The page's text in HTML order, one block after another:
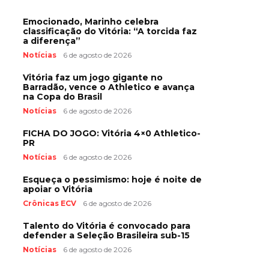
Emocionado, Marinho celebra
classificação do Vitória: “A torcida faz
a diferença”
Notícias 6 de agosto de 2026
Vitória faz um jogo gigante no
Barradão, vence o Athletico e avança
na Copa do Brasil
Notícias 6 de agosto de 2026
FICHA DO JOGO: Vitória 4×0 Athletico-
PR
Notícias 6 de agosto de 2026
Esqueça o pessimismo: hoje é noite de
apoiar o Vitória
Crônicas ECV 6 de agosto de 2026
Talento do Vitória é convocado para
defender a Seleção Brasileira sub-15
Notícias 6 de agosto de 2026